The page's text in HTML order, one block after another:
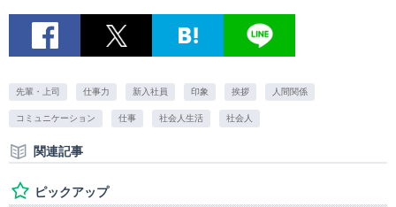
先輩・上司 仕事力 新入社員 印象 挨拶 人間関係
コミュニケーション 仕事 社会人生活 社会人
関連記事
ピックアップ